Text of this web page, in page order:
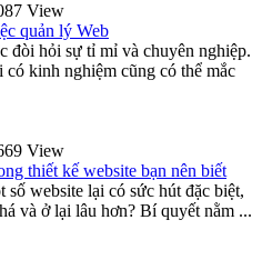
View
quản lý Web
đòi hỏi sự tỉ mỉ và chuyên nghiệp.
kinh nghiệm cũng có thể mắc
View
thiết kế website bạn nên biết
website lại có sức hút đặc biệt,
và ở lại lâu hơn? Bí quyết nằm ...